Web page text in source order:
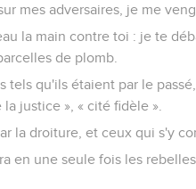
mes adversaires, je me
la main contre toi : je te
de plomb.
tels qu'ils étaient par le
justice », « cité fidèle ».
la droiture, et ceux qui s'y
en une seule fois les